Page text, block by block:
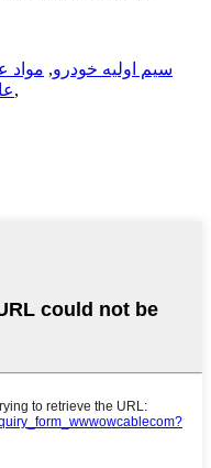
سیم اولیه خودرو, مواد
,